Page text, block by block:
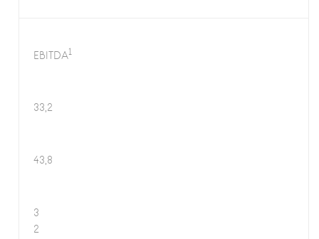
EBITDA1
33,2
43,8
3
2